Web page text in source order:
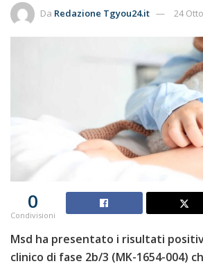
Da Redazione Tgyou24.it 24
0
Condivisioni
Msd ha presentato i risultati
clinico di fase 2b/3 (MK-1654-004)